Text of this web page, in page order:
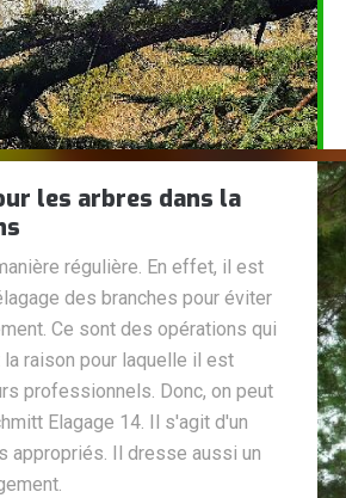
les arbres dans la
régulière. En effet, il est
des branches pour éviter
Ce sont des opérations qui
raison pour laquelle il est
professionnels. Donc, on peut
Elagage 14. Il s'agit d'un
Il dresse aussi un